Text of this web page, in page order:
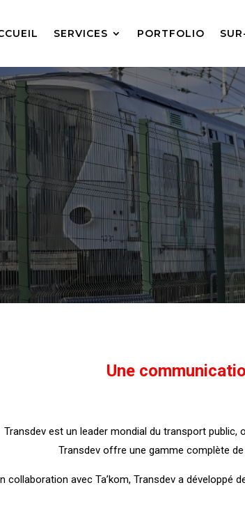
SERVICES PORTFOLIO
Une
Transdev est un leader mondial du transport
Transdev offre une gamme complète
collaboration avec Ta’kom, Transdev a développé